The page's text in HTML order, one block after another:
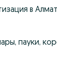
в
пауки,